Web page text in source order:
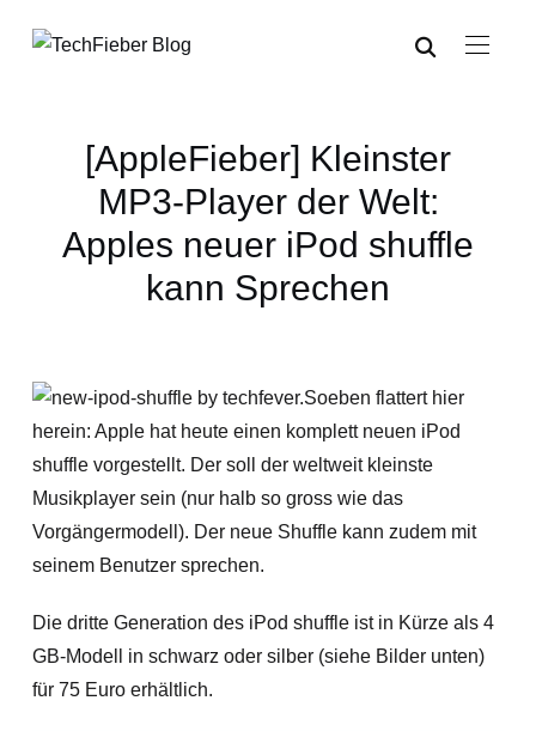
[AppleFieber] Kleinster
MP3-Player der Welt:
Apples neuer iPod shuffle
kann Sprechen
Soeben flattert hier
herein: Apple hat heute einen komplett neuen iPod
shuffle vorgestellt. Der soll der weltweit kleinste
Musikplayer sein (nur halb so gross wie das
Vorgängermodell). Der neue Shuffle kann zudem mit
seinem Benutzer sprechen.
Die dritte Generation des iPod shuffle ist in Kürze als 4
GB-Modell in schwarz oder silber (siehe Bilder unten)
für 75 Euro erhältlich.